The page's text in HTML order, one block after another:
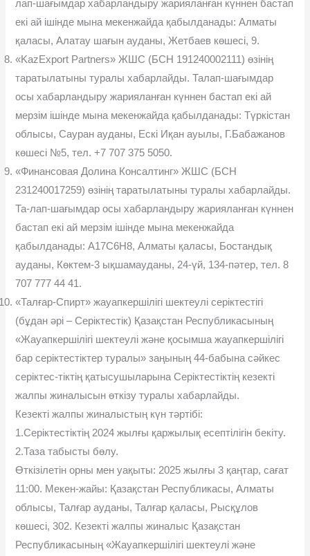
лап-шағымдар хабарландыру жарияланған күннен бастап
екі ай ішінде мына мекенжайда қабылданады: Алматы
қаласы, Алатау шағын ауданы, Жетбаев көшесі, 9.
«KazExport Partners» ЖШС (БСН 191240002111) өзінің
таратылатыны туралы хабарлайды. Талап-шағымдар
осы хабарландыру жарияланған күннен бастап екі ай
мерзім ішінде мына мекенжайда қабылданады: Түркістан
облысы, Сауран ауданы, Ескі Иқан ауылы, Г.Бабажанов
көшесі №5, тел. +7 707 375 5050.
«Финансовая Долина Консалтинг» ЖШС (БСН
231240017259) өзінің таратылатыны туралы хабарлайды.
Та-лап-шағымдар осы хабарландыру жарияланған күннен
бастап екі ай мерзім ішінде мына мекенжайда
қабылданады: A17C6H8, Алматы қаласы, Бостандық
ауданы, Көктем-3 ықшамауданы, 24-үй, 134-пəтер, тел. 8
707 777 44 41.
«Талғар-Спирт» жауапкершілігі шектеулі серіктестігі
(бұдан əрі – Серіктестік) Қазақстан Республикасының
«Жауапкершілігі шектеулі жəне қосымша жауапкершілігі
бар серіктестіктер туралы» заңының 44-бабына сəйкес
серіктес-тіктің қатысушыларына Серіктестіктің кезекті
жалпы жиналысын өткізу туралы хабарлайды.
Кезекті жалпы жиналыстың күн тəртібі:
1.Серіктестіктің 2024 жылғы қаржылық есептілігін бекіту.
2.Таза табысты бөлу.
Өткізілетін орны мен уақыты: 2025 жылғы 3 қаңтар, сағат
11:00. Мекен-жайы: Қазақстан Республикасы, Алматы
облысы, Талғар ауданы, Талғар қаласы, Рысқұлов
көшесі, 302. Кезекті жалпы жиналыс Қазақстан
Республикасының «Жауапкершілігі шектеулі жəне